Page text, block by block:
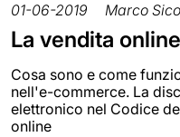
01-06-2019 Marco
La vendita online
Cosa sono e come
nell'e-commerce. La
elettronico nel Codice
online